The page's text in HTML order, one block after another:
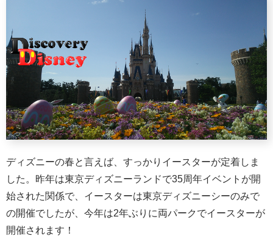
ディズニーの春と言えば、すっかりイースターが定着しま
した。昨年は東京ディズニーランドで35周年イベントが開
始された関係で、イースターは東京ディズニーシーのみで
の開催でしたが、今年は2年ぶりに両パークでイースターが
開催されます！